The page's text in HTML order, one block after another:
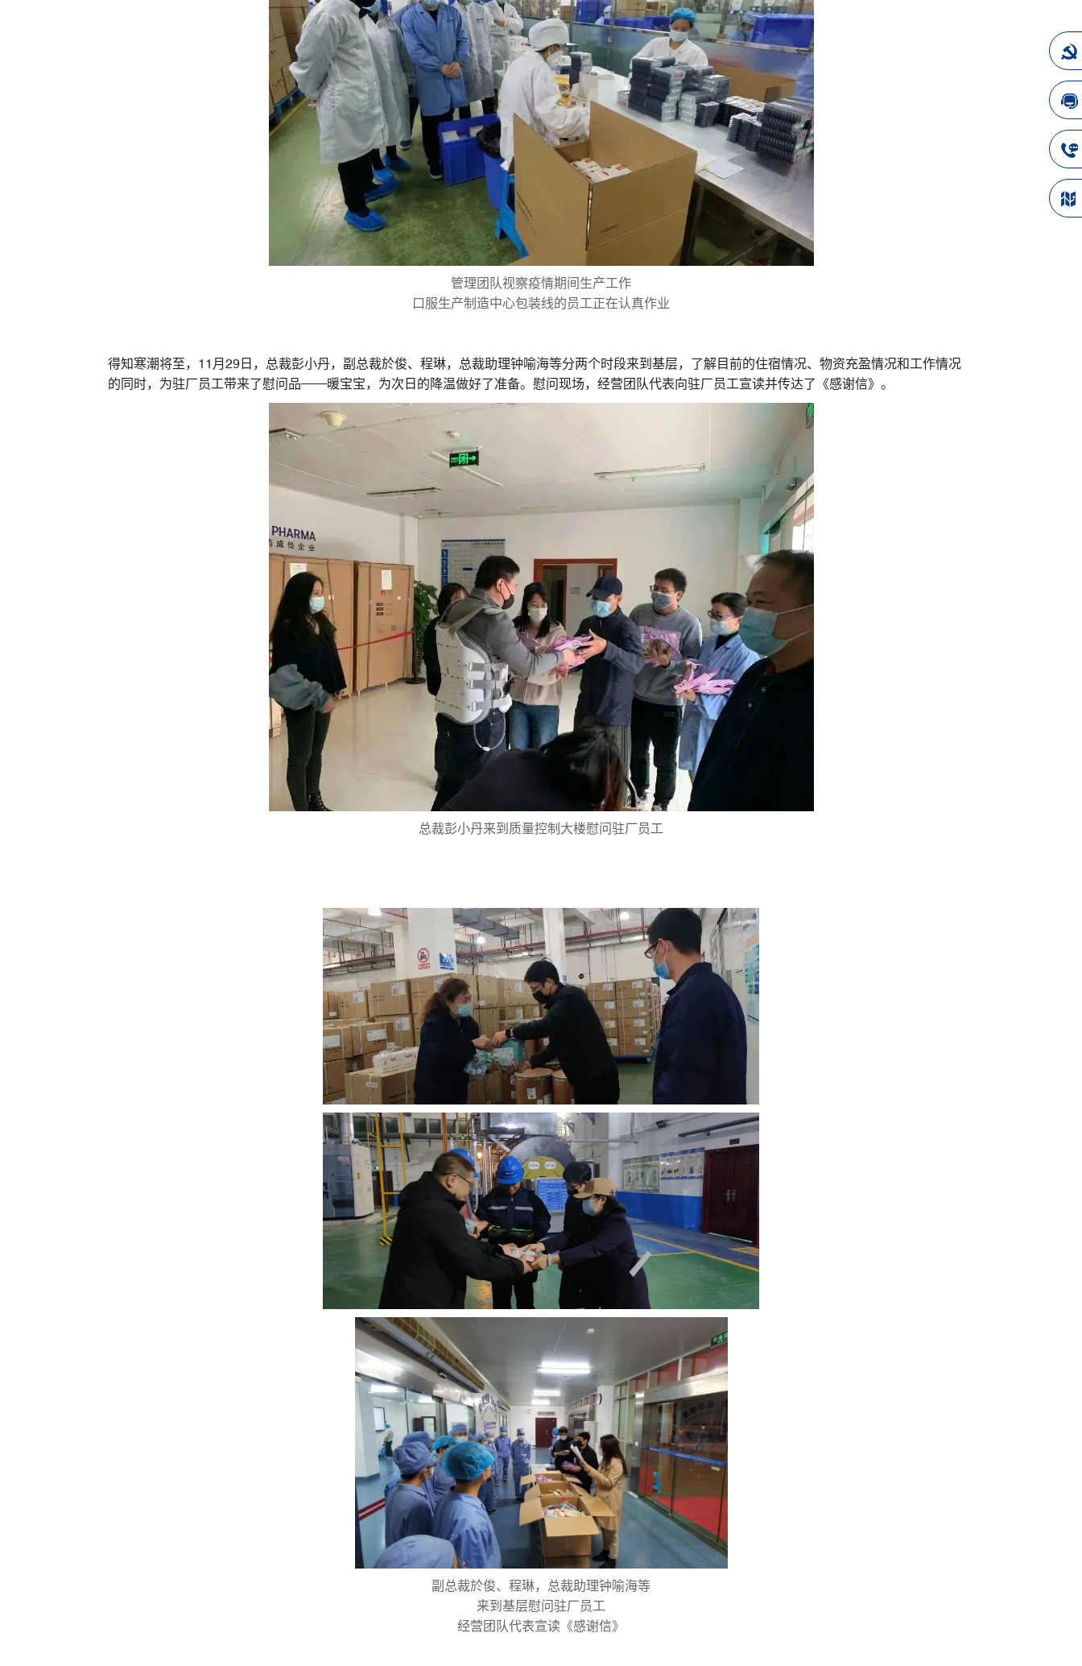
管理团队视察疫情期间生产工作
口服生产制造中心包装线的员工正在认真作业
得知寒潮将至，11月29日，总裁彭小丹，副总裁於俊、程琳，总裁助理钟喻海等分两个时段来到基层，了解目前的住宿情况、物资充盈情况和工作情况
的同时，为驻厂员工带来了慰问品——暖宝宝，为次日的降温做好了准备。慰问现场，经营团队代表向驻厂员工宣读并传达了《感谢信》。
总裁彭小丹来到质量控制大楼慰问驻厂员工
副总裁於俊、程琳，总裁助理钟喻海等
来到基层慰问驻厂员工
经营团队代表宣读《感谢信》